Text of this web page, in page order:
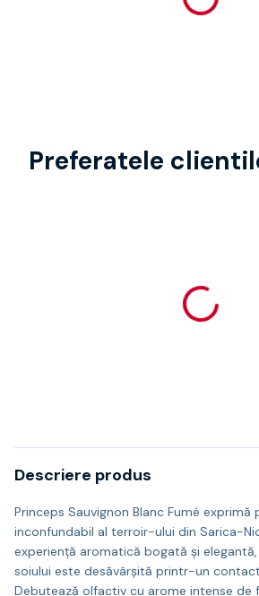
Preferatele
Descriere produs
Princeps Sauvignon Blanc Fumé
inconfundabil al terroir-ului din Sarica-
experiență aromatică bogată și
soiului este desăvârșită printr-un
Debutează olfactiv cu arome intense de